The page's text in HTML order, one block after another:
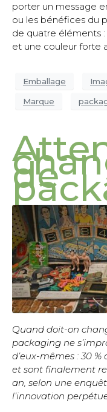
porter un message
ou les bénéfices du
de quatre éléments
et une couleur forte
Emballage
Marque
de
Quand doit-on
packaging ne
d’eux-mêmes : 30
et sont finalement
an, selon une
l’innovation